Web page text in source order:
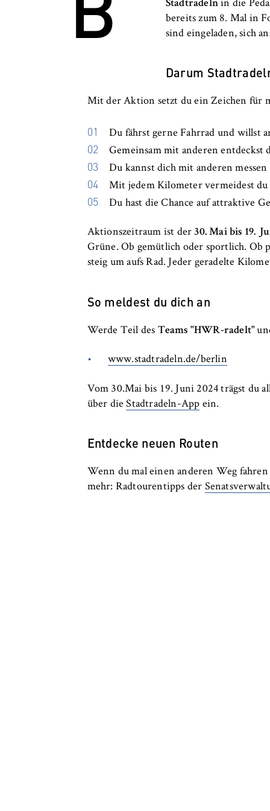
o
n
c
s
n
d
L
a
w
Stadtradelnin die
bereits zum 8. Mal in
sind eingeladen, sich
Darum
Mit der Aktion setzt du ein Zeichen für
Du fährst gerne Fahrrad und willst
Gemeinsam mit anderen entdeckst
Du kannst dich mit anderen
Mit jedem Kilometer vermeidest du
Du hast die Chance auf attraktive
Aktionszeitraum ist der30. Mai bis 19.
Grüne. Ob gemütlich oder sportlich. Ob
steig um aufs Rad. Jeder geradelte
So meldest du dich an
Werde Teil des Teams "HWR-radelt"
www.stadtradeln.de/berlin
Vom 30.Mai bis 19. Juni 2024 trägst du
über dieStadtradeln-App ein.
Entdecke neuen Routen
Wenn du mal einen anderen Weg
mehr: Radtourentipps der
Cookie Laufzeit: bis zu 2 Jahre
Matomo
unser Angebot
helfen zu
Cookie Laufzeit: bis zu 13